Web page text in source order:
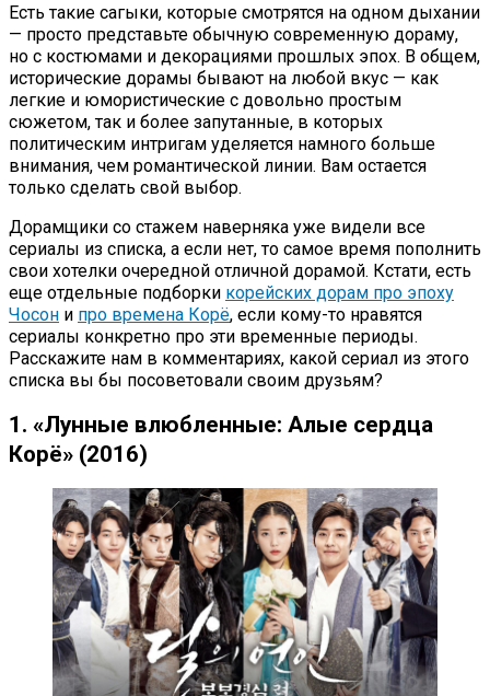
Есть такие сагыки, которые смотрятся на одном дыхании
— просто представьте обычную современную дораму,
но с костюмами и декорациями прошлых эпох. В общем,
исторические дорамы бывают на любой вкус — как
легкие и юмористические с довольно простым
сюжетом, так и более запутанные, в которых
политическим интригам уделяется намного больше
внимания, чем романтической линии. Вам остается
только сделать свой выбор.
Дорамщики со стажем наверняка уже видели все
сериалы из списка, а если нет, то самое время пополнить
свои хотелки очередной отличной дорамой. Кстати, есть
еще отдельные подборки корейских дорам про эпоху
Чосон и про времена Корё, если кому-то нравятся
сериалы конкретно про эти временные периоды.
Расскажите нам в комментариях, какой сериал из этого
списка вы бы посоветовали своим друзьям?
1. «Лунные влюбленные: Алые сердца
Корё» (2016)